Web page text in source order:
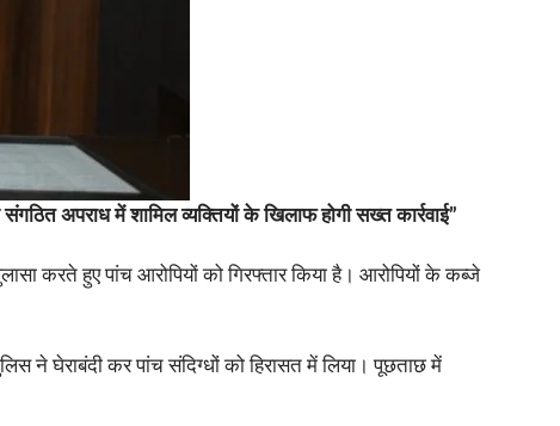
अपराध में शामिल व्यक्तियों के खिलाफ होगी सख्त कार्रवाई”
करते हुए पांच आरोपियों को गिरफ्तार किया है। आरोपियों के कब्जे
ने घेराबंदी कर पांच संदिग्धों को हिरासत में लिया। पूछताछ में